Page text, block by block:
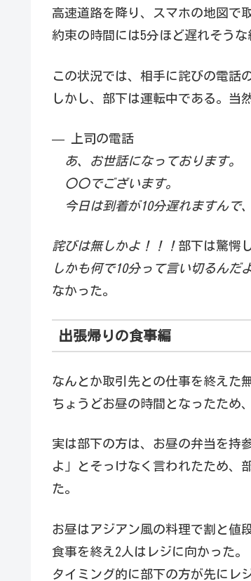
高速道路を降り、スマホの地図で
約束の時間には5分ほど遅れそうな
この状況では、相手に詫びの電話
しかし、部下は運転中である。当
— 上司の電話
あ、お世話になっております。
〇〇でございます。
今日は到着が10分遅れますんで
詫びは無しかよ！！！ 部下は驚愕
しかも何で10分って言い切るんだ
なかった。
出張帰りの食事編
なんとか取引先との仕事を終えた
ちょうどお昼の時間となったため
実は部下の方は、お昼の弁当を持
よ」とそっけなく言われたため、
た。
お昼はアジアン風の料理で割と値
食事を終え2人はレジに向かった。
タイミング的に部下の方が先にレ